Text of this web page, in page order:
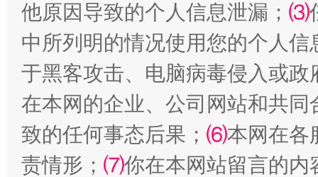
阿坝州三大球赛在茂县开幕 规模
他原因导致的个人信息泄漏； ⑶
中所列明的情况使用您的个人
于黑客攻击、电脑病毒侵入或
在本网的企业、公司网站和共
致的任何事态后果； ⑹本网在各
责情形； ⑺你在本网站留言的内